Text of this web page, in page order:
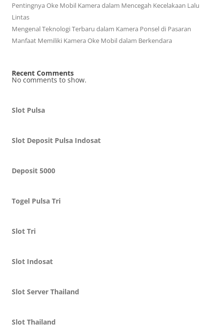
Pentingnya Oke Mobil Kamera dalam Mencegah Kecelakaan Lalu
Lintas
Mengenal Teknologi Terbaru dalam Kamera Ponsel di Pasaran
Manfaat Memiliki Kamera Oke Mobil dalam Berkendara
Recent Comments
No comments to show.
Slot Pulsa
Slot Deposit Pulsa Indosat
Deposit 5000
Togel Pulsa Tri
Slot Tri
Slot Indosat
Slot Server Thailand
Slot Thailand